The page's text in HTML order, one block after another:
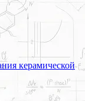
керамической